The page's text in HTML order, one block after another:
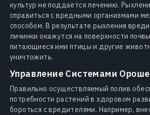
культур не поддается лечению.
справиться с вредными организмами
способом. В результате рыхления
личинки окажутся на поверхности
питающиеся ими птицы и другие
уничтожить.
Управление Системами
Правильно осуществляемый полив
потребности растений в здоровом
бороться с вредителями. Например,